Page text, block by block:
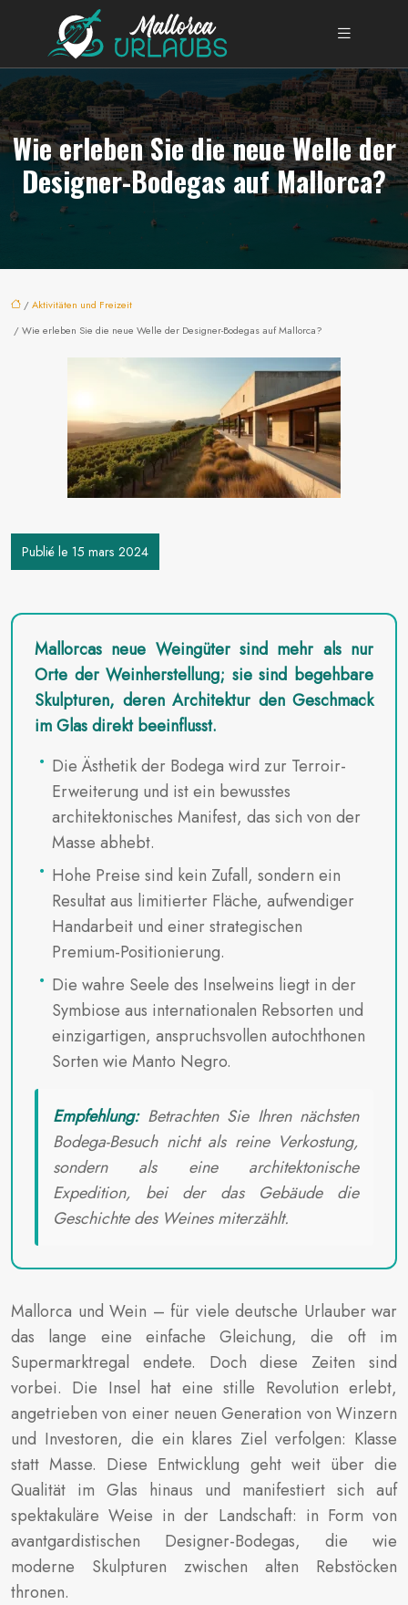
Wie erleben Sie die neue Welle der
Designer-Bodegas auf Mallorca?
/Aktivitäten und Freizeit
/ Wie erleben Sie die neue Welle der Designer-Bodegas auf Mallorca?
Publié le 15 mars 2024
Mallorcas neue Weingüter sind mehr als nur
Orte der Weinherstellung; sie sind begehbare
Skulpturen, deren Architektur den Geschmack
im Glas direkt beeinflusst.
Die Ästhetik der Bodega wird zur Terroir-
Erweiterung und ist ein bewusstes
architektonisches Manifest, das sich von der
Masse abhebt.
Hohe Preise sind kein Zufall, sondern ein
Resultat aus limitierter Fläche, aufwendiger
Handarbeit und einer strategischen
Premium-Positionierung.
Die wahre Seele des Inselweins liegt in der
Symbiose aus internationalen Rebsorten und
einzigartigen, anspruchsvollen autochthonen
Sorten wie Manto Negro.
Empfehlung:Betrachten Sie Ihren nächsten
Bodega-Besuch nicht als reine Verkostung,
sondern als eine architektonische
Expedition, bei der das Gebäude die
Geschichte des Weines miterzählt.
Mallorca und Wein – für viele deutsche Urlauber war
das lange eine einfache Gleichung, die oft im
Supermarktregal endete. Doch diese Zeiten sind
vorbei. Die Insel hat eine stille Revolution erlebt,
angetrieben von einer neuen Generation von Winzern
und Investoren, die ein klares Ziel verfolgen: Klasse
statt Masse. Diese Entwicklung geht weit über die
Qualität im Glas hinaus und manifestiert sich auf
spektakuläre Weise in der Landschaft: in Form von
avantgardistischen Designer-Bodegas, die wie
moderne Skulpturen zwischen alten Rebstöcken
thronen.